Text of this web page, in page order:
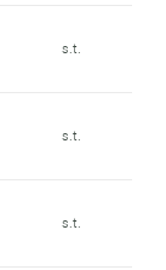
s.t.
s.t.
s.t.